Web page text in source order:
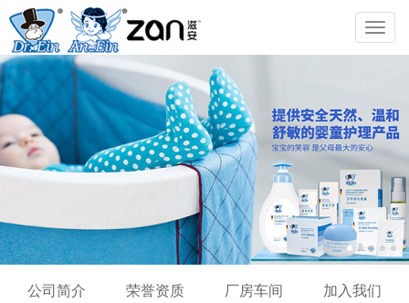
公司简介 荣誉资质 厂房车间 加入我们